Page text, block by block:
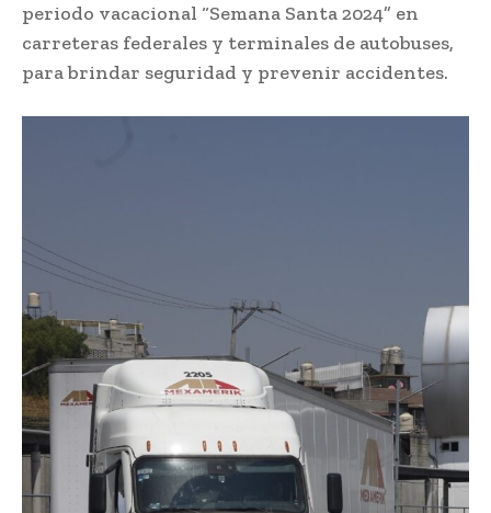
periodo vacacional “Semana Santa 2024” en
carreteras federales y terminales de autobuses,
para brindar seguridad y prevenir accidentes.